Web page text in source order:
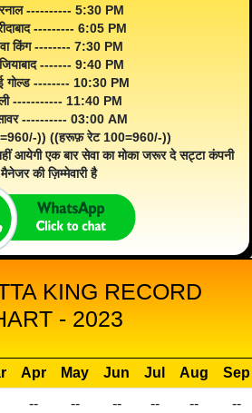
---------- 5:30 PM
--------- 6:05 PM
किंग -------- 7:30 PM
------- 9:40 PM
गोल्ड -------- 10:30 PM
----------- 11:40 PM
---------- 03:00 AM
)) ((हरूफ़ रेट 100=960/-))
आयेगी एक बार सेवा का मोका जरूर दे सट्टा कंपनी
मैनेजर की ज़िम्मेवारी है
KING RECORD
- 2023
Apr May Jun Jul Aug
Sep
-- -- -- -- -- --